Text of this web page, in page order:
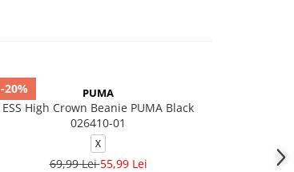
-20% PUMA
ESS High Crown Beanie PUMA Black
026410-01
X
69,99 Lei55,99 Lei